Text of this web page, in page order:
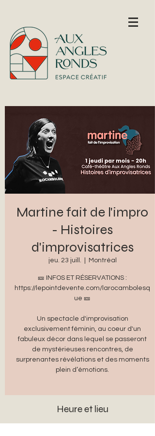
Martine fait de l'impro
- Histoires
d'improvisatrices
jeu. 23 juill. Montréal
🎫 INFOS ET RÉSERVATIONS :
https://lepointdevente.com/larocambolesq
ue 🎫
Un spectacle d'improvisation
exclusivement féminin, au coeur d'un
fabuleux décor dans lequel se passeront
de mystérieuses rencontres, de
surprenantes révélations et des moments
plein d’émotions.
Heure et lieu